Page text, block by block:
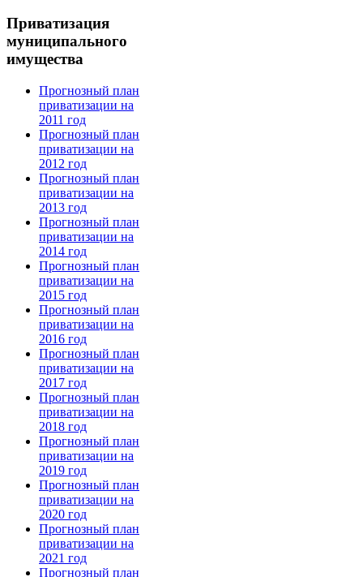
Приватизация
муниципального
имущества
Прогнозный план
приватизации на
2011 год
Прогнозный план
приватизации на
2012 год
Прогнозный план
приватизации на
2013 год
Прогнозный план
приватизации на
2014 год
Прогнозный план
приватизации на
2015 год
Прогнозный план
приватизации на
2016 год
Прогнозный план
приватизации на
2017 год
Прогнозный план
приватизации на
2018 год
Прогнозный план
приватизации на
2019 год
Прогнозный план
приватизации на
2020 год
Прогнозный план
приватизации на
2021 год
Прогнозный план